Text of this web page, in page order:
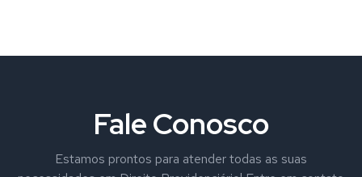
Fale Conosco
Estamos prontos para atender todas as suas